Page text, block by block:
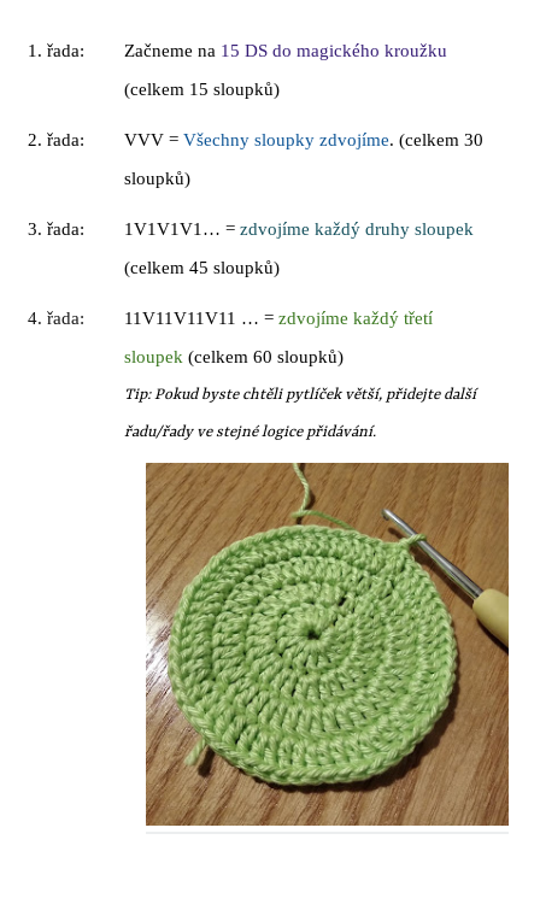
1. řada: Začneme na 15 DS do magického kroužku
(celkem 15 sloupků)
2. řada: VVV =Všechny sloupky zdvojíme. (celkem 30
sloupků)
3. řada: 1V1V1V1… =zdvojíme každý druhy sloupek
(celkem 45 sloupků)
4. řada: 11V11V11V11 … =zdvojíme každý třetí
sloupek(celkem 60 sloupků)
Tip: Pokud byste chtěli pytlíček větší, přidejte další
řadu/řady ve stejné logice přidávání.